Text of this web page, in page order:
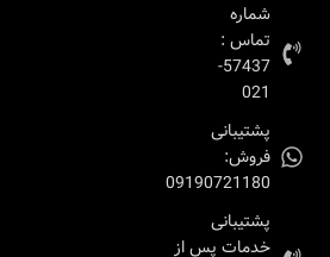
شماره
تماس :
57437-
021
پشتیبانی
فروش:
09190721180
پشتیبانی
خدمات پس از